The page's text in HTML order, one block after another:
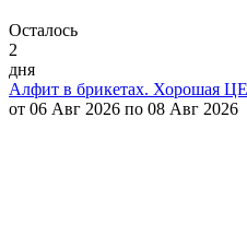
Осталось
2
дня
Алфит в брикетах. Хорошая
от 06 Авг 2026 по 08 Авг 2026